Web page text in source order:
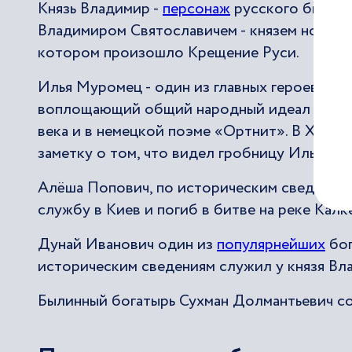
Князь Владимир - персонаж русского
Владимиром Святославичем - князем
котором произошло Крещение Руси.
Илья Муромец - один из главных героев
воплощающий общий народный идеал
века и в немецкой поэме «Ортнит». В XVI
заметку о том, что видел гробницу Ильи
Алёша Попович, по историческим
службу в Киев и погиб в битве на реке
Дунай Иванович один из популярнейших
историческим сведениям служил у князя
Былинный богатырь Сухман Долмантьевич